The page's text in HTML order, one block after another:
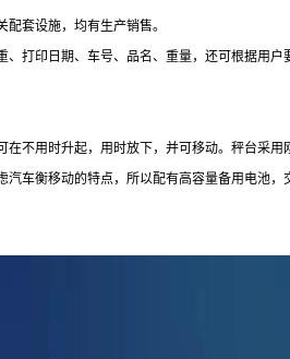
配套设施，均有生产销售。
打印日期、车号、品名、重量，还可根据用
不用时升起，用时放下，并可移动。秤台采用
车衡移动的特点，所以配有高容量备用电池，